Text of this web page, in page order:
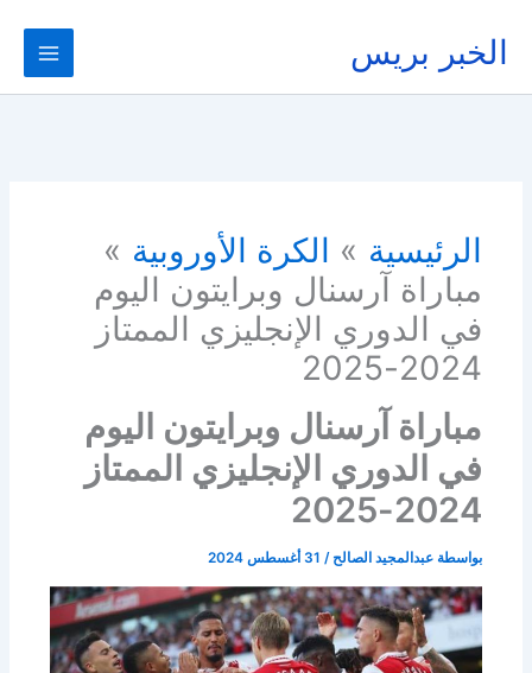
المحتوى
الخبر بريس
الرئيسية
الكرة الأوروبية
مباراة آرسنال وبرايتون اليوم
في الدوري الإنجليزي الممتاز
2024-2025
مباراة آرسنال وبرايتون اليوم
في الدوري الإنجليزي الممتاز
2024-2025
بواسطة عبدالمجيد الصالح/ 31 أغسطس 2024